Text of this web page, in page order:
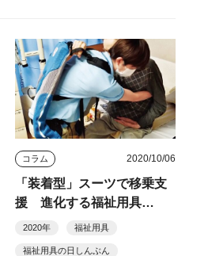
コラム 2020/10/06
「装着型」スーツで移乗支
援 進化する福祉用具
（１）
2020年 福祉用具
福祉用具の日しんぶん